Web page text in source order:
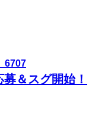
＆スグ開始！